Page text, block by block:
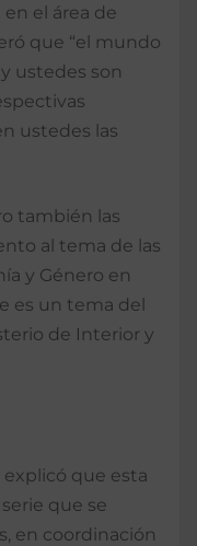
el área de
que “el mundo
ustedes son
ustedes las
también las
al tema de las
y Género en
es un tema del
de Interior y
explicó que esta
que se
en coordinación